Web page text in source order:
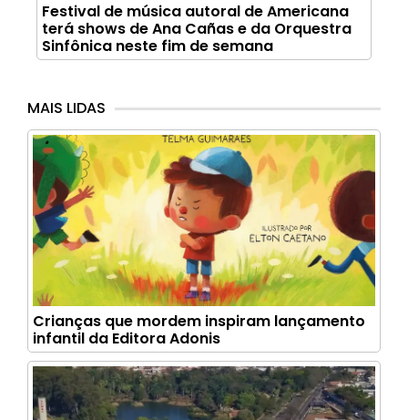
Festival de música autoral de Americana
terá shows de Ana Cañas e da Orquestra
Sinfônica neste fim de semana
MAIS LIDAS
Crianças que mordem inspiram lançamento
infantil da Editora Adonis